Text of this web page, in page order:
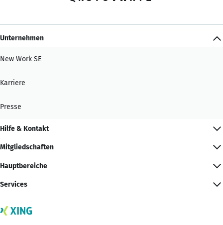
Unternehmen
New Work SE
Karriere
Presse
Hilfe & Kontakt
Mitgliedschaften
Hauptbereiche
Services